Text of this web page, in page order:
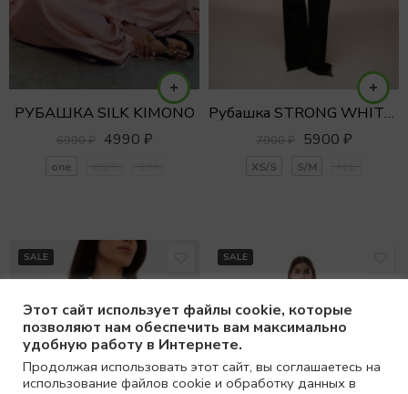
РУБАШКА SILK KIMONO
6990₽ 4990 ₽
one
Рубашка STRONG WHITE с акцентными плечами
7900₽ 5900 ₽
XS/S S/M
SALE SALE
Этот сайт использует файлы cookie, которые
позволяют нам обеспечить вам максимально
удобную работу в Интернете.
Продолжая использовать этот сайт, вы соглашаетесь на
использование файлов cookie и обработку данных в